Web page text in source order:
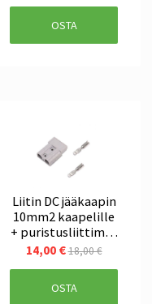
OSTA
Liitin DC jääkaapin
10mm2 kaapelille
+ puristusliittimet
2kpl 50A
14,00 €18,00 €
OSTA